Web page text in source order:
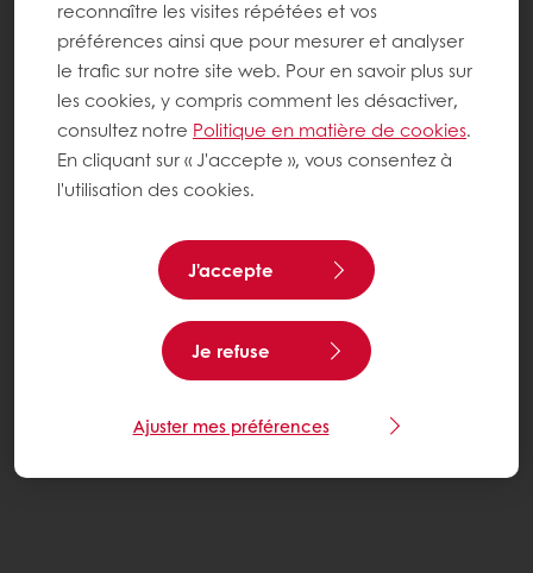
reconnaître les visites répétées et vos
préférences ainsi que pour mesurer et analyser
le trafic sur notre site web. Pour en savoir plus sur
les cookies, y compris comment les désactiver,
consultez notre Politique en matière de cookies.
En cliquant sur « J'accepte », vous consentez à
l'utilisation des cookies.
J'accepte
Je refuse
Ajuster mes préférences